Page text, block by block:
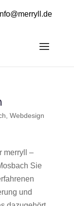
Webdesign
merryll –
Sie
und